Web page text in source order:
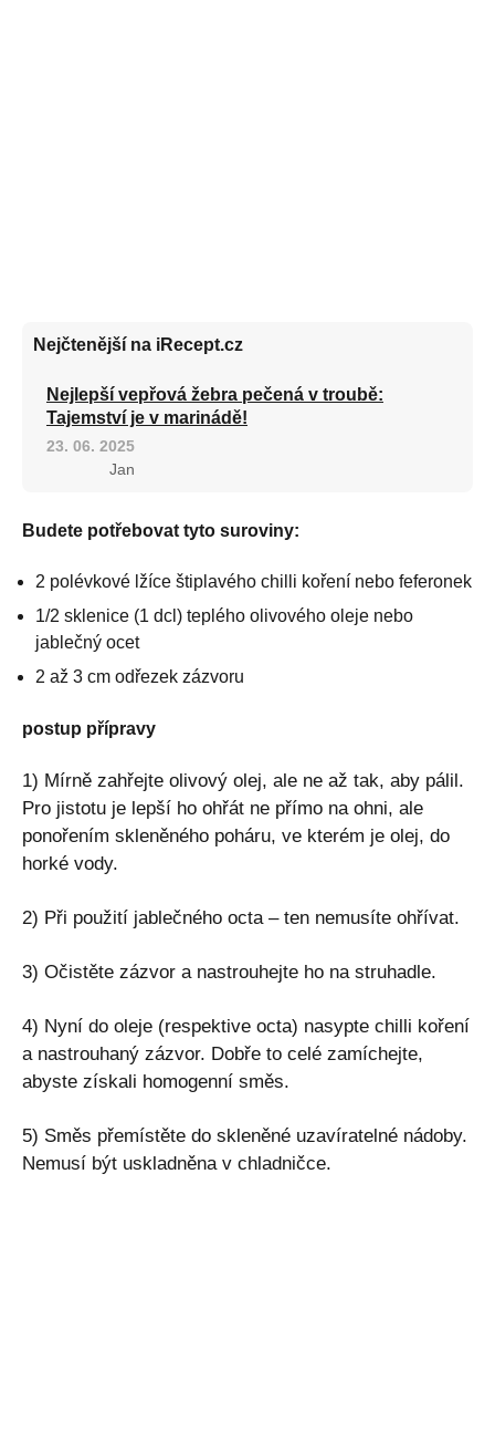
Nejčtenější na iRecept.cz
Nejlepší vepřová žebra pečená v troubě:
Tajemství je v marinádě!
23. 06. 2025
Jan
Budete potřebovat tyto suroviny:
2 polévkové lžíce štiplavého chilli koření nebo feferonek
1/2 sklenice (1 dcl) teplého olivového oleje nebo
jablečný ocet
2 až 3 cm odřezek zázvoru
postup přípravy
1) Mírně zahřejte olivový olej, ale ne až tak, aby pálil.
Pro jistotu je lepší ho ohřát ne přímo na ohni, ale
ponořením skleněného poháru, ve kterém je olej, do
horké vody.
2) Při použití jablečného octa – ten nemusíte ohřívat.
3) Očistěte zázvor a nastrouhejte ho na struhadle.
4) Nyní do oleje (respektive octa) nasypte chilli koření
a nastrouhaný zázvor. Dobře to celé zamíchejte,
abyste získali homogenní směs.
5) Směs přemístěte do skleněné uzavíratelné nádoby.
Nemusí být uskladněna v chladničce.